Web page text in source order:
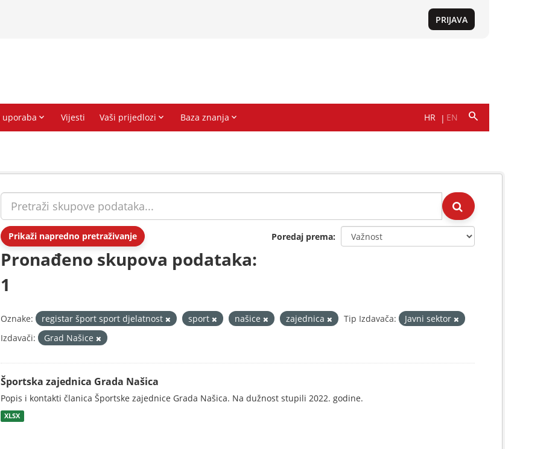
Prikaži napredno pretraživanje Poredaj prema
Pronađeno skupova podataka:
1
Oznake: registar šport sport djelatnost sport našice zajednica Tip Izdavača:
Javni sektor
Izdavači:
Grad Našice
Športska zajednica Grada Našica
Popis i kontakti članica Športske zajednice Grada Našica. Na dužnost stupili 2022. godine.
XLSX